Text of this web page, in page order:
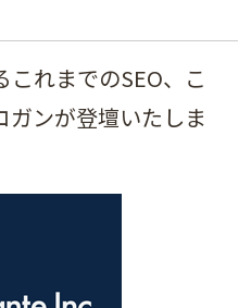
れまでのSEO、こ
ガンが登壇いたしま